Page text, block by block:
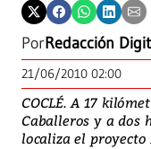
PorRedacción
21/06/2010 02:00
COCLÉ. A 17
Caballeros y a dos
localiza el proyecto